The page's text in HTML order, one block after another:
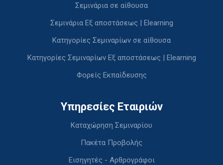
Σεμινάρια σε αίθουσα
Σεμινάρια Εξ αποστάσεως | Elearning
Κατηγορίες Σεμιναρίων σε αίθουσα
Κατηγορίες Σεμιναρίων Εξ αποστάσεως | Elearning
Φορείς Εκπαίδευσης
Υπηρεσίες Εταιριών
Καταχώρηση Σεμιναρίου
Πακέτα Προβολής
Εισηγητές - Αρθρογράφοι